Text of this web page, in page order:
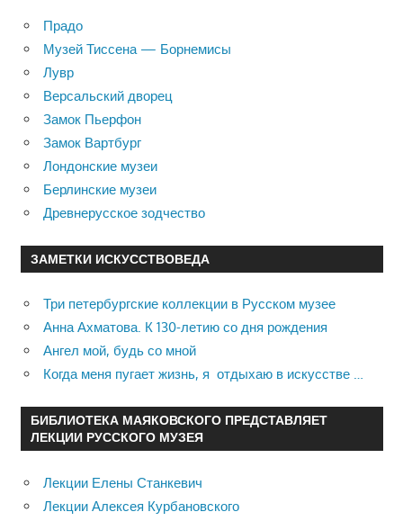
Прадо
Музей Тиссена — Борнемисы
Лувр
Версальский дворец
Замок Пьерфон
Замок Вартбург
Лондонские музеи
Берлинские музеи
Древнерусское зодчество
ЗАМЕТКИ ИСКУССТВОВЕДА
Три петербургские коллекции в Русском музее
Анна Ахматова. К 130-летию со дня рождения
Ангел мой, будь со мной
Когда меня пугает жизнь, я отдыхаю в искусстве …
БИБЛИОТЕКА МАЯКОВСКОГО ПРЕДСТАВЛЯЕТ
ЛЕКЦИИ РУССКОГО МУЗЕЯ
Лекции Елены Станкевич
Лекции Алексея Курбановского